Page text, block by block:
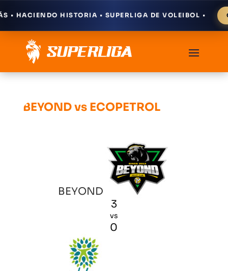
HACIENDO HISTORIA • SUPERLIGA DE VOLEIBOL •
BEYOND vs ECOPETROL
BEYOND
3
vs
0